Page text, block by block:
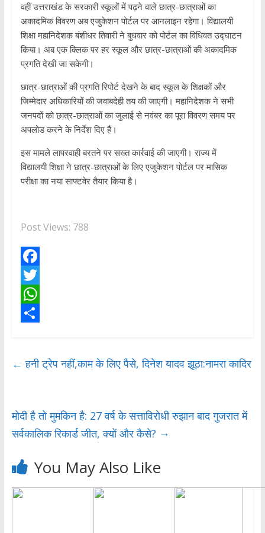
वहीं उत्तराखंड के सरकारी स्कूलों में पढ़ने वाले छात्र-छात्राओं का
अकादमिक विवरण अब एजुकेशन पोर्टल पर आनलाइन रहेगा। विद्यालयी
शिक्षा महानिदेशक बंशीधर तिवारी ने बुधवार को पोर्टल का विधिवत उद्घाटन
किया। अब एक क्लिक पर हर स्कूल और छात्र-छात्राओं की अकादमिक
प्रगति देखी जा सकेगी।
छात्र-छात्राओं की प्रगति रिपोर्ट देखने के बाद स्कूल के शिक्षकों और
जिम्मेदार अधिकारियों की जवाबदेही तय की जाएगी। महानिदेशक ने सभी
जनपदों को छात्र-छात्राओं का जुलाई से नवंबर का पूरा विवरण समय पर
अपलोड करने के निर्देश दिए हैं।
इस मामले लापरवाही बरतने पर सख्त कार्रवाई की जाएगी। राज्य में
विद्यालयी शिक्षा ने छात्र-छात्राओं के लिए एजुकेशन पोर्टल पर मासिक
परीक्षा का नया साफ्टवेर तैयार किया है।
Post Views: 788
F
a
c
o
k
T
w
t
r
W
t
A
p
a
e
← हनी ट्रेप नहीं,काम के लिए पैसे, दिनेश यादव झूठा:नामरा कादिर
मोदी है तो मुमकिन है: 27 वर्ष के सत्ताविरोधी रुझान बाद गुजरात में
सर्वकालिक रिकार्ड जीत, क्यों और कैसे? →
You May Also Like